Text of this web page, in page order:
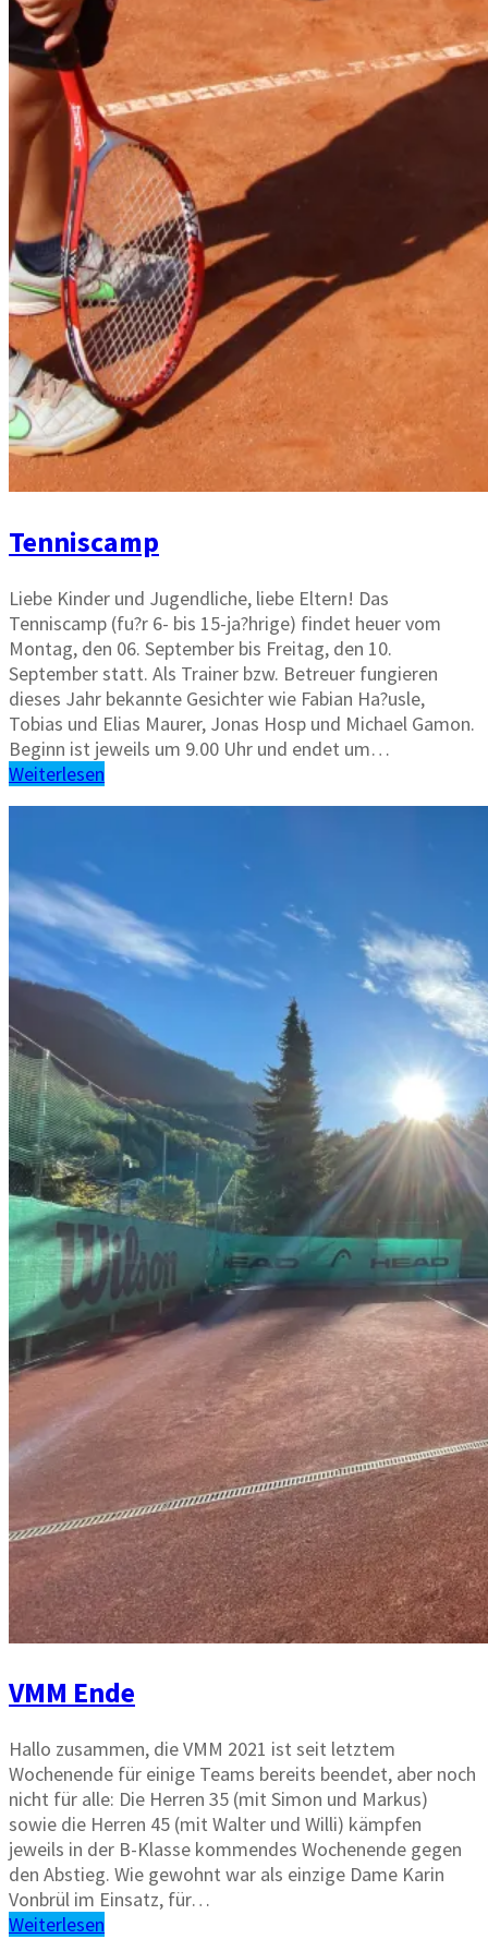
Tenniscamp
Liebe Kinder und Jugendliche, liebe Eltern! Das
Tenniscamp (fu?r 6- bis 15-ja?hrige) findet heuer vom
Montag, den 06. September bis Freitag, den 10.
September statt. Als Trainer bzw. Betreuer fungieren
dieses Jahr bekannte Gesichter wie Fabian Ha?usle,
Tobias und Elias Maurer, Jonas Hosp und Michael Gamon.
Beginn ist jeweils um 9.00 Uhr und endet um…
Weiterlesen
VMM Ende
Hallo zusammen, die VMM 2021 ist seit letztem
Wochenende für einige Teams bereits beendet, aber noch
nicht für alle: Die Herren 35 (mit Simon und Markus)
sowie die Herren 45 (mit Walter und Willi) kämpfen
jeweils in der B-Klasse kommendes Wochenende gegen
den Abstieg. Wie gewohnt war als einzige Dame Karin
Vonbrül im Einsatz, für…
Weiterlesen